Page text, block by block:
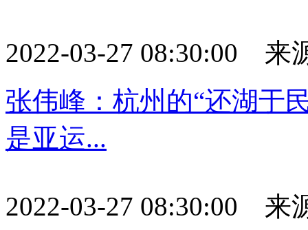
2022-03-27 08:30:00 来
张伟峰：杭州的“还湖于
是亚运...
2022-03-27 08:30:00 来